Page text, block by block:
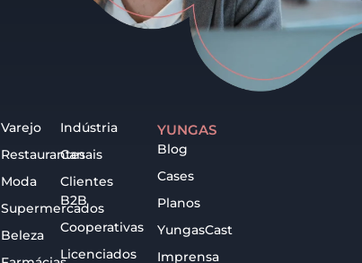
Varejo
Restaurantes
Moda
Supermercados
Beleza
Indústria
Canais
Clientes
B2B
Cooperativas
Licenciados
YUNGAS
Blog
Cases
Planos
YungasCast
Imprensa